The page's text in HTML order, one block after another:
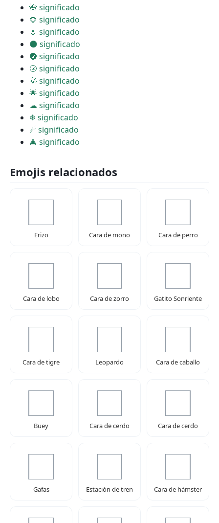
🌺 significado
🌻 significado
🌷 significado
🌑 significado
🌚 significado
🌝 significado
🌞 significado
🌟 significado
☁ significado
❄ significado
☄ significado
🎄 significado
Emojis relacionados
Erizo Cara de mono Cara de perro
Cara de lobo Cara de zorro Gatito Sonriente
Cara de tigre Leopardo Cara de caballo
Buey Cara de cerdo Cara de cerdo
Gafas Estación de tren Cara de hámster